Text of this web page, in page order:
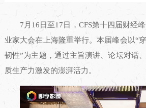
7月16日至17日，CFS第十四届财经
业家大会在上海隆重举行。本届峰会以“
韧性”为主题，通过主旨演讲、论坛对话
质生产力激发的澎湃活力。